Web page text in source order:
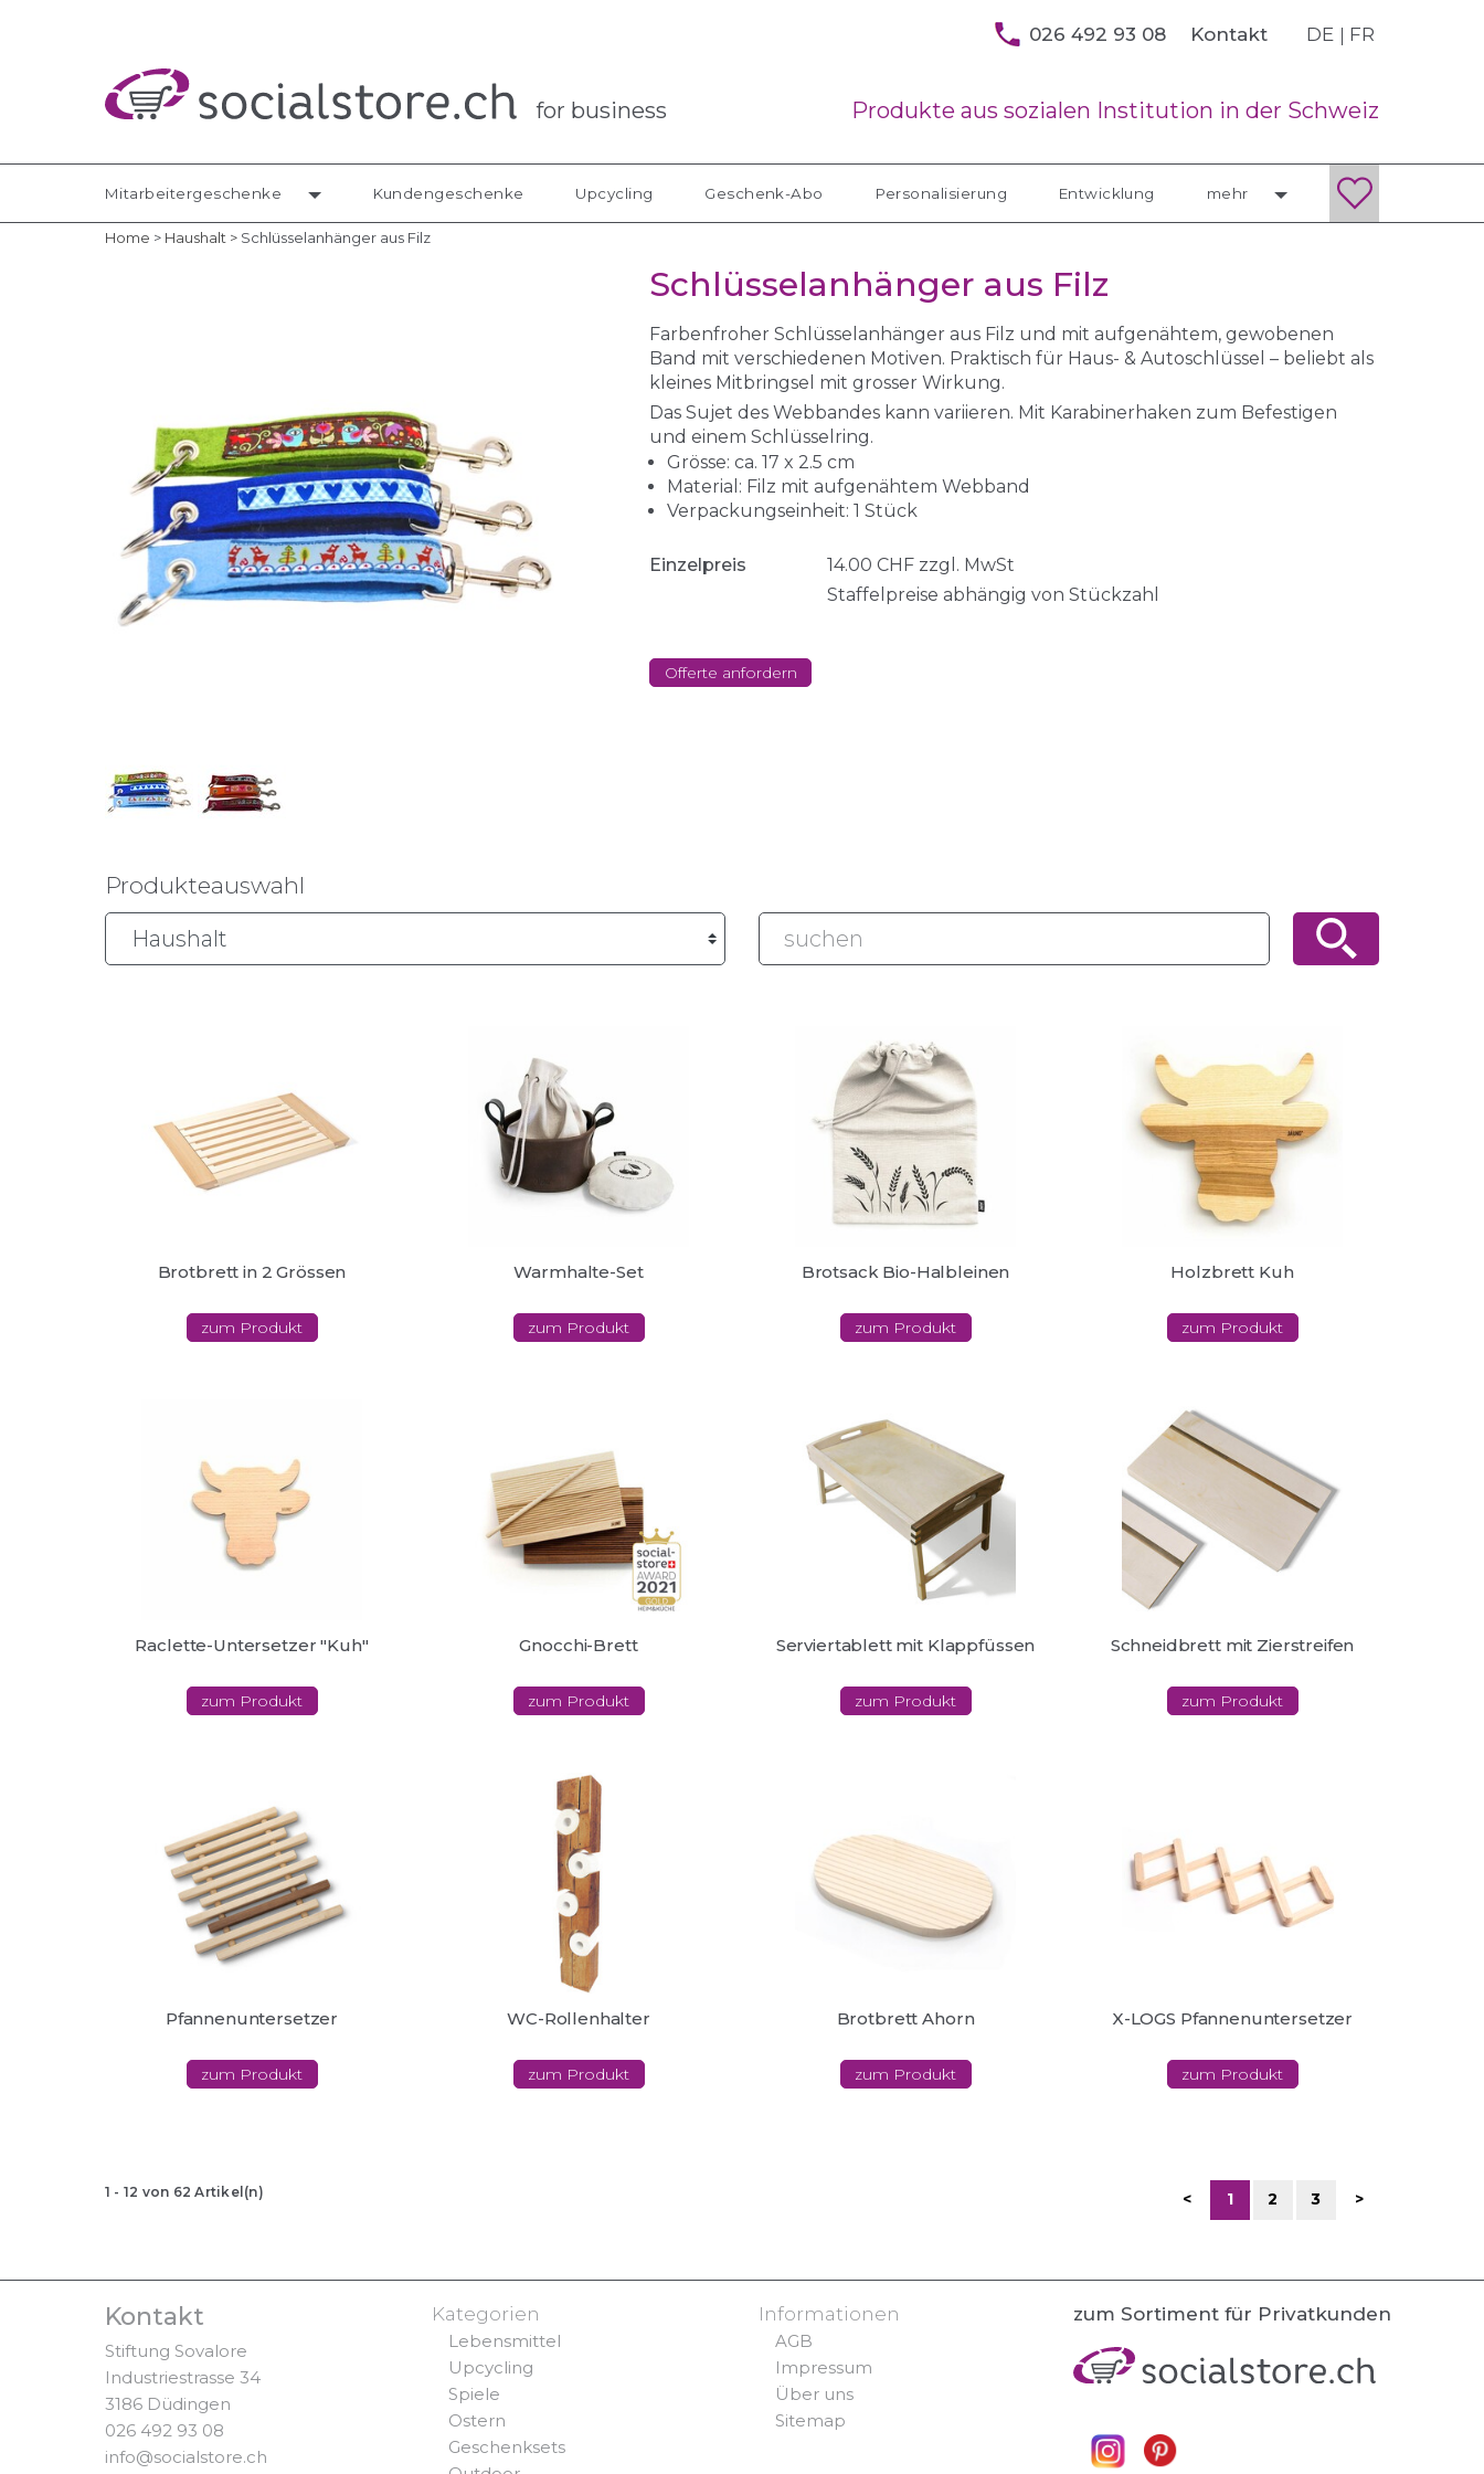
026 492 93 08 Kontakt DE FR
for business Produkte aus sozialen Institution in der Schweiz
Mitarbeitergeschenke Kundengeschenke Upcycling Geschenk-Abo Personalisierung Entwicklung mehr
Home > Haushalt > Schlüsselanhänger aus Filz
Schlüsselanhänger aus Filz
Farbenfroher Schlüsselanhänger aus Filz und mit aufgenähtem, gewobenen
Band mit verschiedenen Motiven. Praktisch für Haus- & Autoschlüssel – beliebt als
kleines Mitbringsel mit grosser Wirkung.
Das Sujet des Webbandes kann variieren. Mit Karabinerhaken zum Befestigen
und einem Schlüsselring.
Grösse: ca. 17 x 2.5 cm
Material: Filz mit aufgenähtem Webband
Verpackungseinheit: 1 Stück
Einzelpreis 14.00 CHF zzgl. MwSt
Staffelpreise abhängig von Stückzahl
Offerte anfordern
Produkteauswahl
Brotbrett in 2 Grössen
zum Produkt
Warmhalte-Set
zum Produkt
Brotsack Bio-Halbleinen
zum Produkt
Holzbrett Kuh
zum Produkt
Raclette-Untersetzer "Kuh"
zum Produkt
Gnocchi-Brett
zum Produkt
Serviertablett mit Klappfüssen
zum Produkt
Schneidbrett mit Zierstreifen
zum Produkt
Pfannenuntersetzer
zum Produkt
WC-Rollenhalter
zum Produkt
Brotbrett Ahorn
zum Produkt
X-LOGS Pfannenuntersetzer
zum Produkt
1 - 12 von 62 Artikel(n) < 1 2 3 >
Kontakt
Stiftung Sovalore
Industriestrasse 34
3186 Düdingen
026 492 93 08
info@socialstore.ch
Kategorien
Lebensmittel
Upcycling
Spiele
Ostern
Geschenksets
Informationen
AGB
Impressum
Über uns
Sitemap
zum Sortiment für Privatkunden